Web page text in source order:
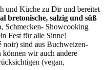
und Küche zu Dir und bereitet
bretonische, salzig und süß
Schmecken- Showcooking
Fest für alle Sinne!
noir) sind aus Buchweizen-
können wir auch andere
(vegan,